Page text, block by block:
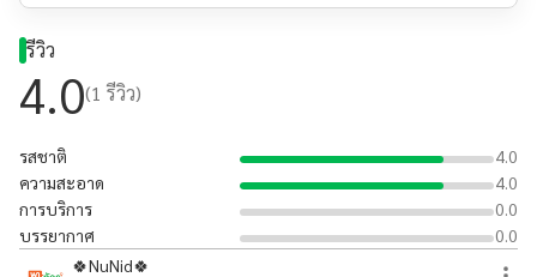
รีวิว
4.0(1 รีวิว)
รสชาติ
4.0
ความสะอาด
4.0
การบริการ
0.0
บรรยากาศ
0.0
🍀NuNid🍀